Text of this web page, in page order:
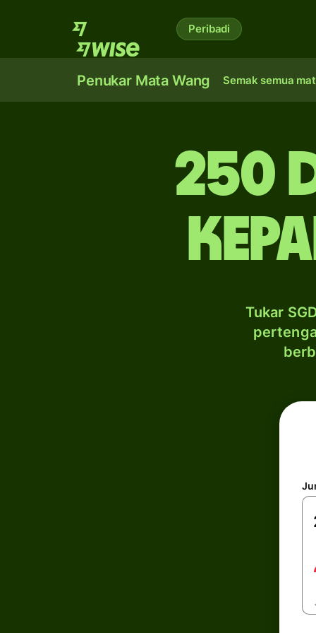
Peribadi
Penukar Mata Wang Semak semua
250
Tukar